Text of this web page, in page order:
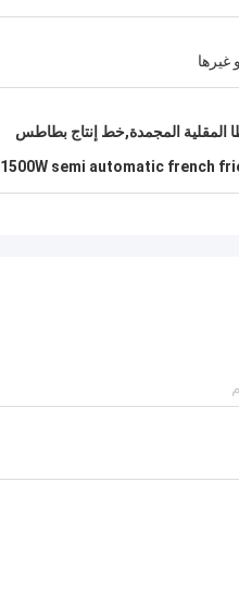
غيرها
للبطاطا المقلية المجمدة,خط إنتاج بطاطس
1500W semi automatic french